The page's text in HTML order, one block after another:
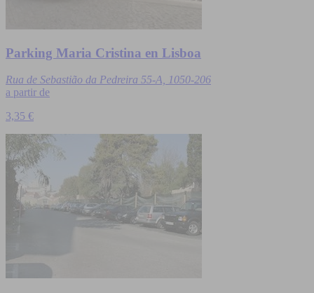
Parking Maria Cristina en Lisboa
Rua de Sebastião da Pedreira 55-A, 1050-206
a partir de
3,35 €